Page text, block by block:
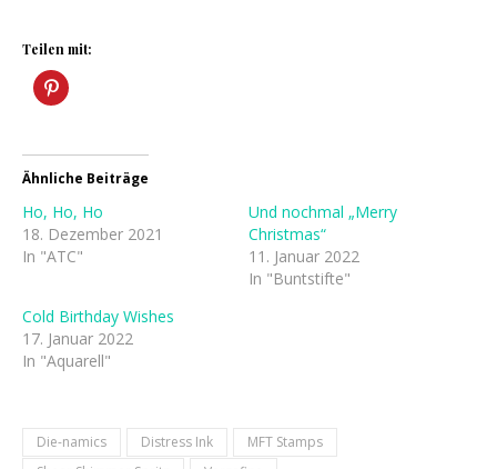
Teilen mit:
Ähnliche Beiträge
Ho, Ho, Ho
18. Dezember 2021
In "ATC"
Und nochmal „Merry
Christmas“
11. Januar 2022
In "Buntstifte"
Cold Birthday Wishes
17. Januar 2022
In "Aquarell"
Die-namics Distress Ink
MFT Stamps